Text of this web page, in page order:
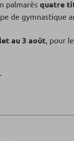
palmarès quatre
de gymnastique
au 3 août, pour